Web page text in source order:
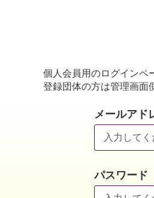
個人会員用のログインペ
登録団体の方は管理画面
メールアド
パスワード